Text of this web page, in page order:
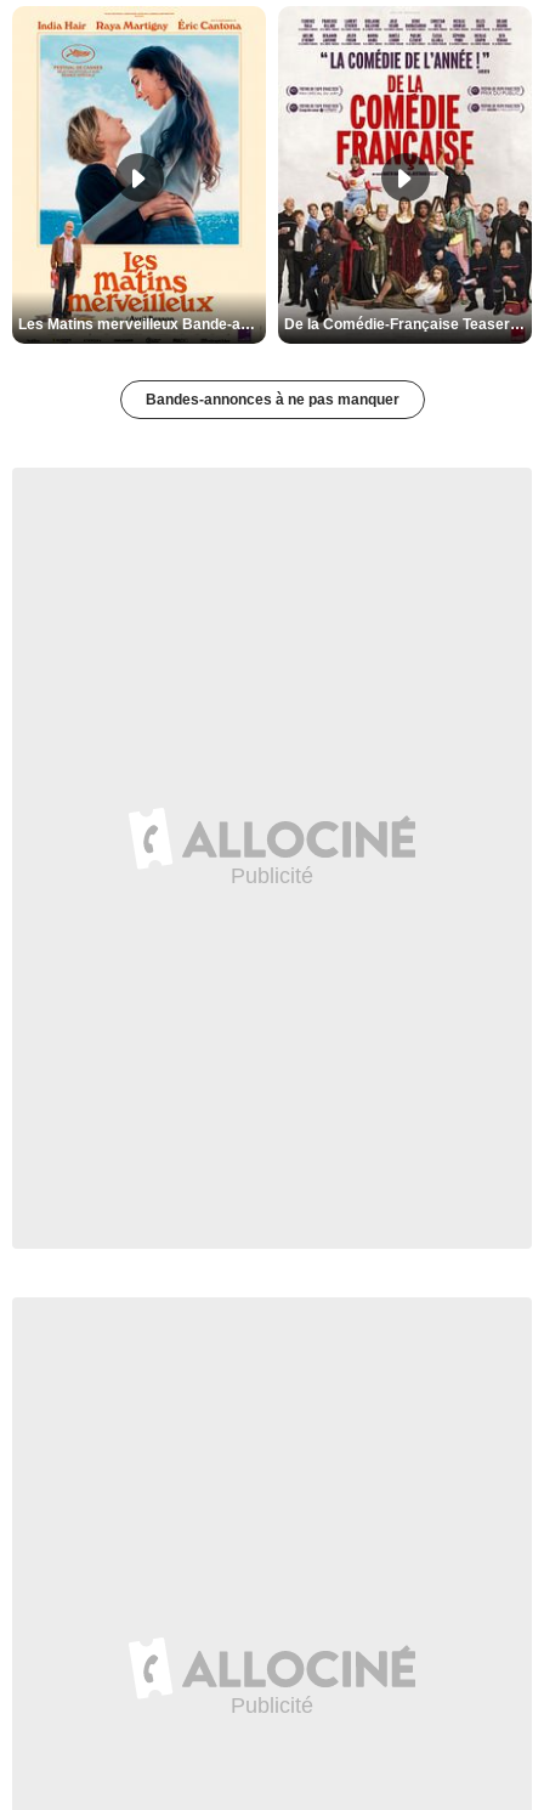
Les Matins merveilleux Bande-annonce VF De la Comédie-Française Teaser VF
Bandes-annonces à ne pas manquer